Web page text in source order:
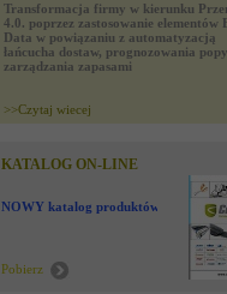
Transformacja firmy w kierunku
4.0. poprzez zastosowanie elementów
Data w powiązaniu z automatyzacją
łańcucha dostaw, prognozowania
zarządzania zapasami
>>Czytaj wiecej
KATALOG ON-LINE
NOWY katalog produktów !
Pobierz